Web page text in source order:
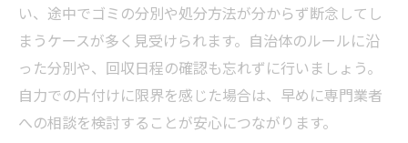
い、途中でゴミの分別や処分方法が分からず断念してし
まうケースが多く見受けられます。自治体のルールに沿
った分別や、回収日程の確認も忘れずに行いましょう。
自力での片付けに限界を感じた場合は、早めに専門業者
への相談を検討することが安心につながります。